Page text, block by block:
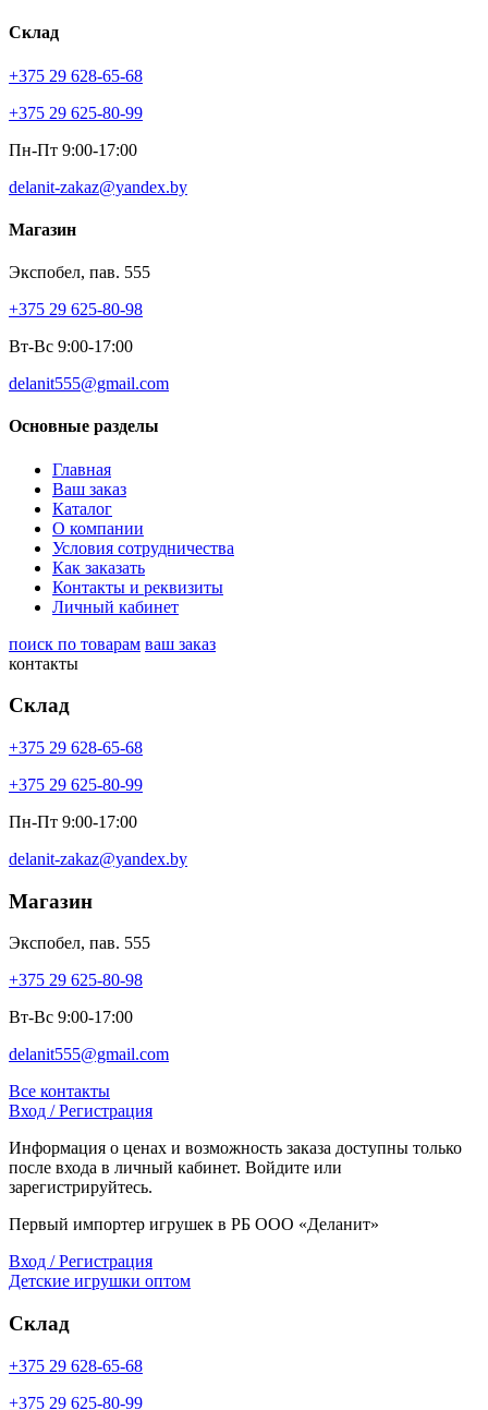
Склад
+375 29 628-65-68
+375 29 625-80-99
Пн-Пт 9:00-17:00
delanit-zakaz@yandex.by
Магазин
Экспобел, пав. 555
+375 29 625-80-98
Вт-Вс 9:00-17:00
delanit555@gmail.com
Основные разделы
Главная
Ваш заказ
Каталог
О компании
Условия сотрудничества
Как заказать
Контакты и реквизиты
Личный кабинет
поиск по товарам ваш заказ
контакты
Склад
+375 29 628-65-68
+375 29 625-80-99
Пн-Пт 9:00-17:00
delanit-zakaz@yandex.by
Магазин
Экспобел, пав. 555
+375 29 625-80-98
Вт-Вс 9:00-17:00
delanit555@gmail.com
Все контакты
Вход / Регистрация
Информация о ценах и возможность заказа доступны только
после входа в личный кабинет. Войдите или
зарегистрируйтесь.
Первый импортер игрушек в РБ ООО «Деланит»
Вход / Регистрация
Детские игрушки оптом
Склад
+375 29 628-65-68
+375 29 625-80-99